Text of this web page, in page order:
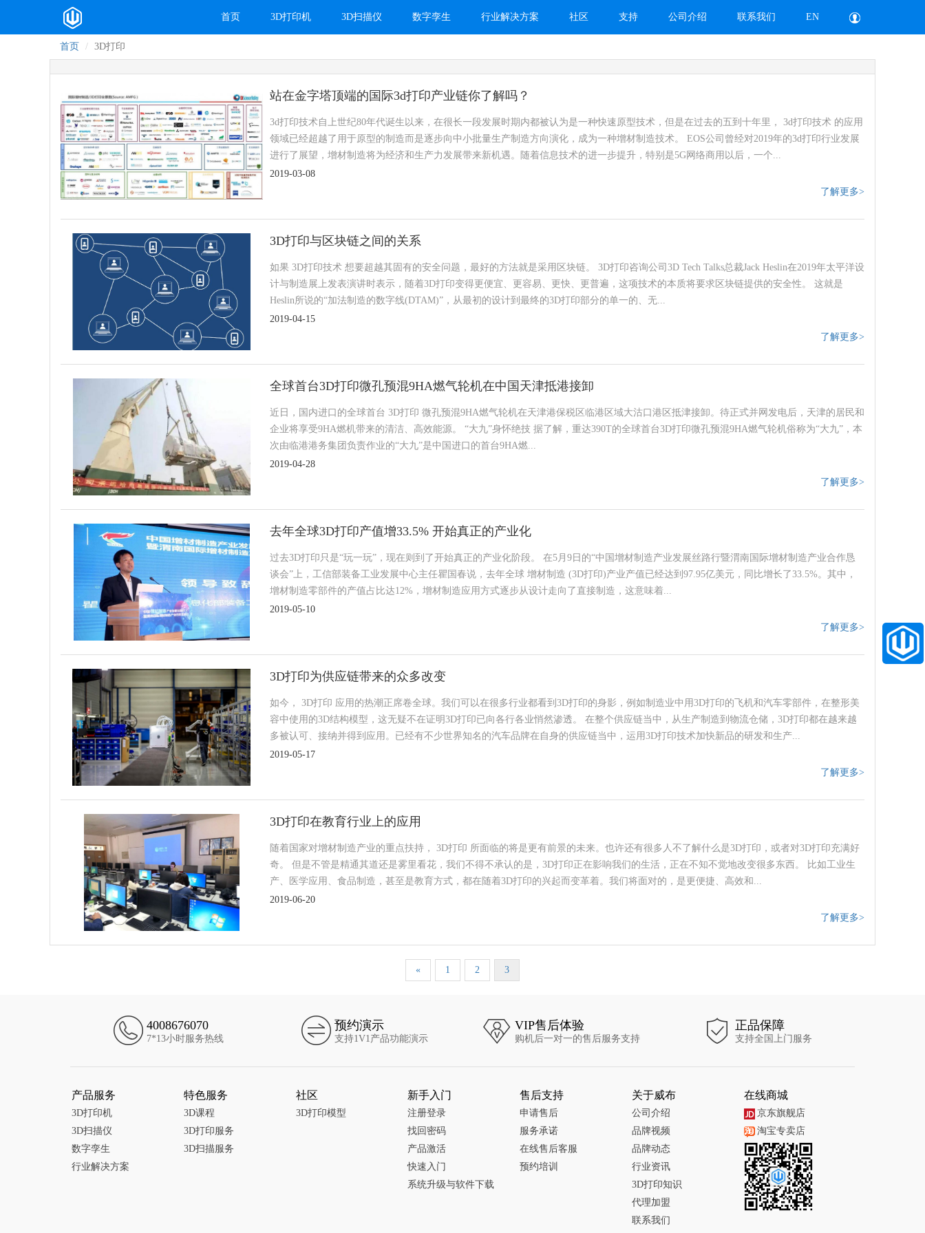
首页 3D打印机 3D扫描仪 数字孪生 行业解决方案 社区 支持 公司介绍 联系我们 EN
首页 3D打印
站在金字塔顶端的国际3d打印产业链你了解吗？
3d打印技术自上世纪80年代诞生以来，在很长一段发展时期内都被认为是一种快速原型技术，但是在过去的五到十年里， 3d打印技术 的应用
领域已经超越了用于原型的制造而是逐步向中小批量生产制造方向演化，成为一种增材制造技术。 EOS公司曾经对2019年的3d打印行业发展
进行了展望，增材制造将为经济和生产力发展带来新机遇。随着信息技术的进一步提升，特别是5G网络商用以后，一个...
了解更多>
2019-03-08
3D打印与区块链之间的关系
如果 3D打印技术 想要超越其固有的安全问题，最好的方法就是采用区块链。 3D打印咨询公司3D Tech Talks总裁Jack Heslin在2019年太平洋设
计与制造展上发表演讲时表示，随着3D打印变得更便宜、更容易、更快、更普遍，这项技术的本质将要求区块链提供的安全性。 这就是
Heslin所说的“加法制造的数字线(DTAM)”，从最初的设计到最终的3D打印部分的单一的、无...
了解更多>
2019-04-15
全球首台3D打印微孔预混9HA燃气轮机在中国天津抵港接卸
近日，国内进口的全球首台 3D打印 微孔预混9HA燃气轮机在天津港保税区临港区域大沽口港区抵津接卸。待正式并网发电后，天津的居民和
企业将享受9HA燃机带来的清洁、高效能源。 “大九”身怀绝技 据了解，重达390T的全球首台3D打印微孔预混9HA燃气轮机俗称为“大九”，本
次由临港港务集团负责作业的“大九”是中国进口的首台9HA燃...
了解更多>
2019-04-28
去年全球3D打印产值增33.5% 开始真正的产业化
过去3D打印只是“玩一玩”，现在则到了开始真正的产业化阶段。 在5月9日的“中国增材制造产业发展丝路行暨渭南国际增材制造产业合作恳
谈会”上，工信部装备工业发展中心主任瞿国春说，去年全球 增材制造 (3D打印)产业产值已经达到97.95亿美元，同比增长了33.5%。其中，
增材制造零部件的产值占比达12%，增材制造应用方式逐步从设计走向了直接制造，这意味着...
了解更多>
2019-05-10
3D打印为供应链带来的众多改变
如今， 3D打印 应用的热潮正席卷全球。我们可以在很多行业都看到3D打印的身影，例如制造业中用3D打印的飞机和汽车零部件，在整形美
容中使用的3D结构模型，这无疑不在证明3D打印已向各行各业悄然渗透。 在整个供应链当中，从生产制造到物流仓储，3D打印都在越来越
多被认可、接纳并得到应用。已经有不少世界知名的汽车品牌在自身的供应链当中，运用3D打印技术加快新品的研发和生产...
了解更多>
2019-05-17
3D打印在教育行业上的应用
随着国家对增材制造产业的重点扶持， 3D打印 所面临的将是更有前景的未来。也许还有很多人不了解什么是3D打印，或者对3D打印充满好
奇。 但是不管是精通其道还是雾里看花，我们不得不承认的是，3D打印正在影响我们的生活，正在不知不觉地改变很多东西。 比如工业生
产、医学应用、食品制造，甚至是教育方式，都在随着3D打印的兴起而变革着。我们将面对的，是更便捷、高效和...
了解更多>
2019-06-20
« 1 2 3
4008676070
7*13小时服务热线
预约演示
支持1V1产品功能演示
VIP售后体验
购机后一对一的售后服务支持
正品保障
支持全国上门服务
产品服务
3D打印机
3D扫描仪
数字孪生
行业解决方案
特色服务
3D课程
3D打印服务
3D扫描服务
社区
3D打印模型
新手入门
注册登录
找回密码
产品激活
快速入门
系统升级与软件下载
售后支持
申请售后
服务承诺
在线售后客服
预约培训
关于威布
公司介绍
品牌视频
品牌动态
行业资讯
3D打印知识
代理加盟
联系我们
在线商城
京东旗舰店
淘宝专卖店